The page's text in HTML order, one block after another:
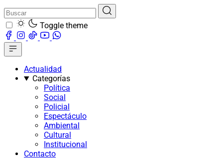
Toggle theme
Actualidad
Categorías
Política
Social
Policial
Espectáculo
Ambiental
Cultural
Institucional
Contacto